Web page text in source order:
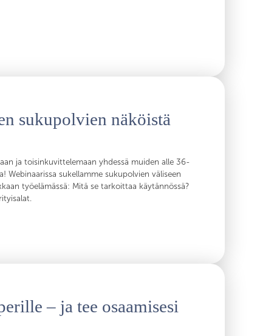
sukupolvien näköistä
ja toisinkuvittelemaan yhdessä muiden alle 36-
Webinaarissa sukellamme sukupolvien väliseen
työelämässä: Mitä se tarkoittaa käytännössä?
– ja tee osaamisesi